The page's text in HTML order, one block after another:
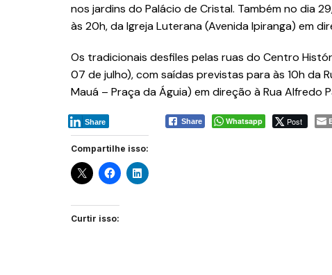
nos jardins do Palácio de Cristal. Também no dia
às 20h, da Igreja Luterana (Avenida Ipiranga) em
Os tradicionais desfiles pelas ruas do Centro
07 de julho), com saídas previstas para às 10h da
Mauá – Praça da Águia) em direção à Rua Alfredo
Share Whatsapp Post
Share
Compartilhe isso:
Curtir isso: